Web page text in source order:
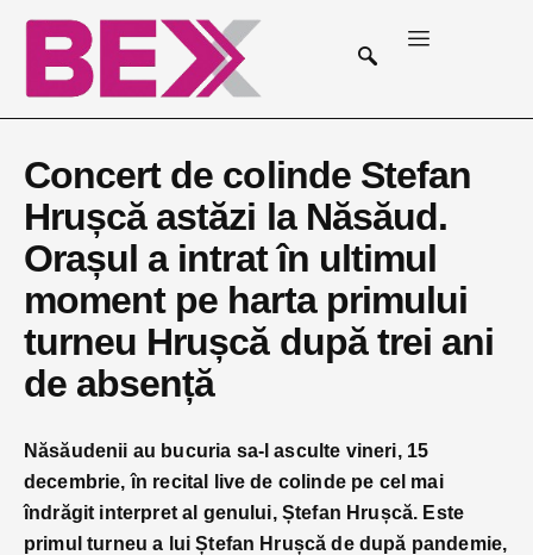
Concert de colinde Stefan
Hrușcă astăzi la Năsăud.
Orașul a intrat în ultimul
moment pe harta primului
turneu Hrușcă după trei ani
de absență
Năsăudenii au bucuria sa-l asculte vineri, 15
decembrie, în recital live de colinde pe cel mai
îndrăgit interpret al genului, Ștefan Hrușcă. Este
primul turneu a lui Ștefan Hrușcă de după pandemie,